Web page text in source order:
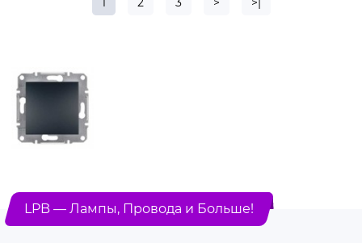
LPB — Лампы, Провода и Больше!